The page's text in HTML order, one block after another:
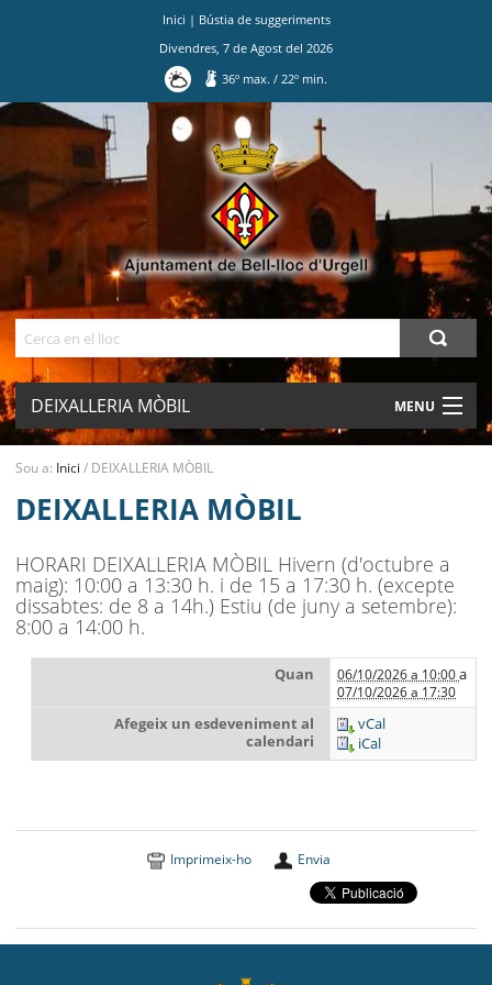
Inici | Bústia de suggeriments
Divendres 7 de Agost del 2026
36º max./ 22º min.
DEIXALLERIA MÒBIL MENU
MUNICIPI
BELL-LLOC SOLUCIONA
Sou a: Inici / DEIXALLERIA MÒBIL
DEIXALLERIA MÒBIL
HORARI DEIXALLERIA MÒBIL Hivern (d'octubre a
maig): 10:00 a 13:30 h. i de 15 a 17:30 h. (excepte
dissabtes: de 8 a 14h.) Estiu (de juny a setembre):
8:00 a 14:00 h.
Quan 06/10/2026 a 10:00a
07/10/2026 a 17:30
Afegeix un esdeveniment al
calendari
vCal
iCal
Imprimeix-ho Envia